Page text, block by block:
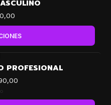
PROFESIONAL